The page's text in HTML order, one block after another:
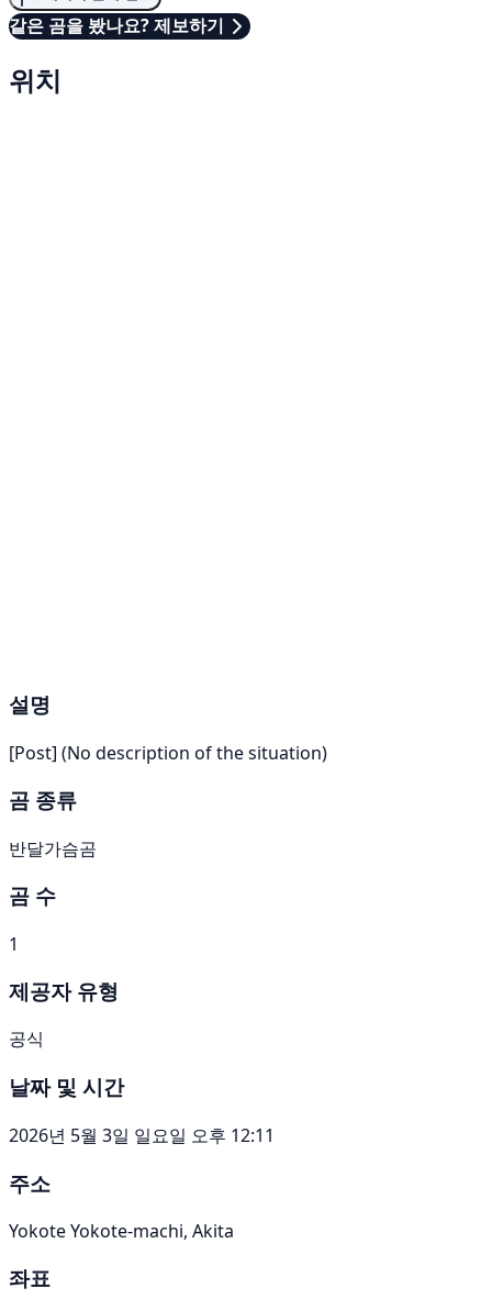
같은 곰을 봤나요? 제보하기
위치
설명
[Post] (No description of the situation)
곰 종류
반달가슴곰
곰 수
1
제공자 유형
공식
날짜 및 시간
2026년 5월 3일 일요일 오후 12:11
주소
Yokote Yokote-machi, Akita
좌표